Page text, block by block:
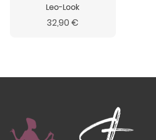
Leo-Look
32,90€